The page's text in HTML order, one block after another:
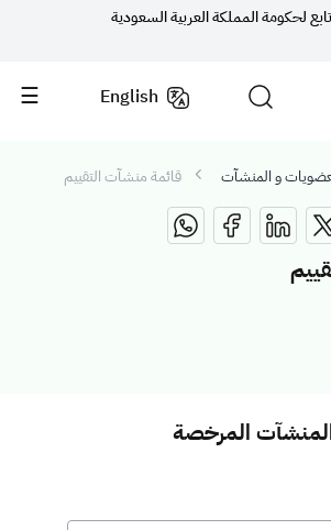
لحكومة المملكة العربية السعودية
English
و المنشآت قائمة منشآت التقييم
المرخصة